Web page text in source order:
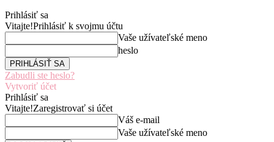
Prihlásiť sa
Vitajte!Prihlásiť k svojmu účtu
Vaše užívateľské meno
heslo
Zabudli ste heslo?
Vytvoriť účet
Prihlásiť sa
Vitajte!Zaregistrovať si účet
Váš e-mail
Vaše užívateľské meno